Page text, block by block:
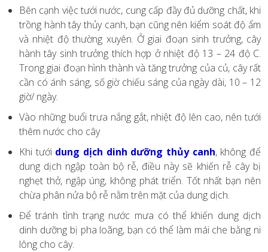
Bên cạnh việc tưới nước, cung cấp đầy đủ dưỡng chất, khi
trồng hành tây thủy canh, bạn cũng nên kiểm soát độ ẩm
và nhiệt độ thường xuyên. Ở giai đoạn sinh trưởng, cây
hành tây sinh trưởng thích hợp ở nhiệt độ 13 – 24 độ C.
Trong giai đoạn hình thành và tăng trưởng của củ, cây rất
cần có ánh sáng, số giờ chiếu sáng của ngày dài, 10 – 12
giờ/ ngày.
Vào những buổi trưa nắng gắt, nhiệt độ lên cao, nên tưới
thêm nước cho cây
Khi tưới dung dịch dinh dưỡng thủy canh, không để
dung dịch ngập toàn bộ rễ, điều này sẽ khiến rễ cây bị
nghẹt thở, ngập úng, không phát triển. Tốt nhất bạn nên
chừa phân nửa bộ rễ nằm trên mặt của dung dịch.
Để tránh tình trạng nước mưa có thể khiến dung dịch
dinh dưỡng bị pha loãng, bạn có thể làm mái che bằng ni
lông cho cây.